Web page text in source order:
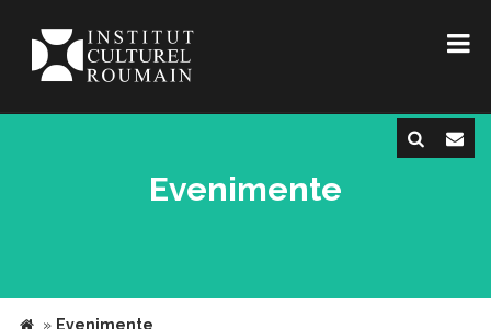
Evenimente
» Evenimente